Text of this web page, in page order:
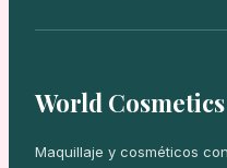
World Cosmetics
Maquillaje y cosméticos